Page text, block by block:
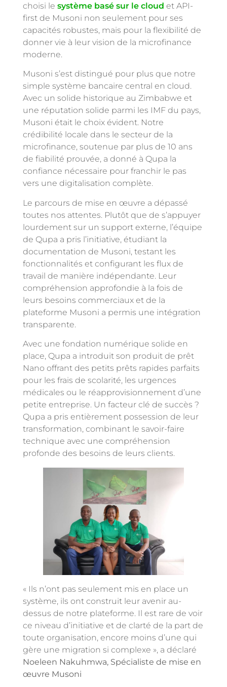
choisi le système basé sur le cloud et API-
first de Musoni non seulement pour ses
capacités robustes, mais pour la flexibilité de
donner vie à leur vision de la microfinance
moderne.
Musoni s’est distingué pour plus que notre
simple système bancaire central en cloud.
Avec un solide historique au Zimbabwe et
une réputation solide parmi les IMF du pays,
Musoni était le choix évident. Notre
crédibilité locale dans le secteur de la
microfinance, soutenue par plus de 10 ans
de fiabilité prouvée, a donné à Qupa la
confiance nécessaire pour franchir le pas
vers une digitalisation complète.
Le parcours de mise en œuvre a dépassé
toutes nos attentes. Plutôt que de s’appuyer
lourdement sur un support externe, l’équipe
de Qupa a pris l’initiative, étudiant la
documentation de Musoni, testant les
fonctionnalités et configurant les flux de
travail de manière indépendante. Leur
compréhension approfondie à la fois de
leurs besoins commerciaux et de la
plateforme Musoni a permis une intégration
transparente.
Avec une fondation numérique solide en
place, Qupa a introduit son produit de prêt
Nano offrant des petits prêts rapides parfaits
pour les frais de scolarité, les urgences
médicales ou le réapprovisionnement d’une
petite entreprise. Un facteur clé de succès ?
Qupa a pris entièrement possession de leur
transformation, combinant le savoir-faire
technique avec une compréhension
profonde des besoins de leurs clients.
« Ils n’ont pas seulement mis en place un
système, ils ont construit leur avenir au-
dessus de notre plateforme. Il est rare de voir
ce niveau d’initiative et de clarté de la part de
toute organisation, encore moins d’une qui
gère une migration si complexe », a déclaré
Noeleen Nakuhmwa, Spécialiste de mise en
œuvre Musoni